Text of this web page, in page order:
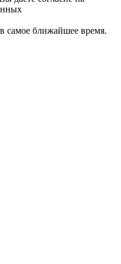
самое ближайшее время.